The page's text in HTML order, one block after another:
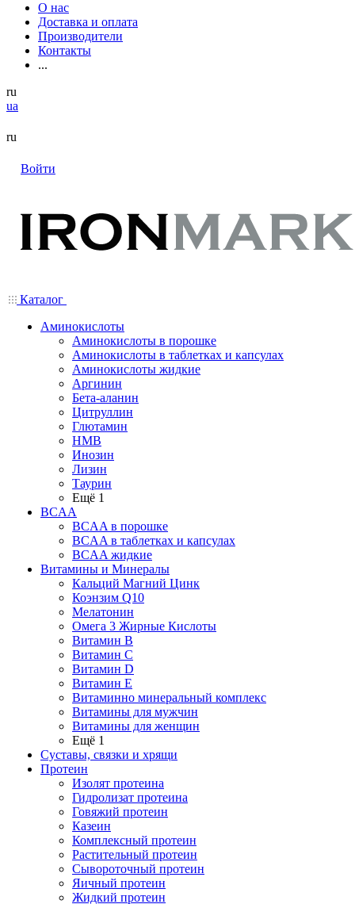
О нас
Доставка и оплата
Производители
Контакты
...
ru
ua
ru
Войти
Каталог
Аминокислоты
Аминокислоты в порошке
Аминокислоты в таблетках и капсулах
Аминокислоты жидкие
Аргинин
Бета-аланин
Цитруллин
Глютамин
HMB
Инозин
Лизин
Таурин
Ещё 1
BCAA
BCAA в порошке
BCAA в таблетках и капсулах
BCAA жидкие
Витамины и Минералы
Кальций Магний Цинк
Коэнзим Q10
Мелатонин
Омега 3 Жирные Кислоты
Витамин B
Витамин C
Витамин D
Витамин E
Витаминно минеральный комплекс
Витамины для мужчин
Витамины для женщин
Ещё 1
Суставы, связки и хрящи
Протеин
Изолят протеина
Гидролизат протеина
Говяжий протеин
Казеин
Комплексный протеин
Растительный протеин
Сывороточный протеин
Яичный протеин
Жидкий протеин